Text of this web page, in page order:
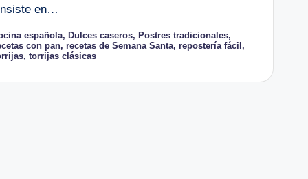
en…
española, Dulces caseros, Postres tradicionales,
con pan,recetas de Semana Santa,repostería fácil ,
,torrijas clásicas